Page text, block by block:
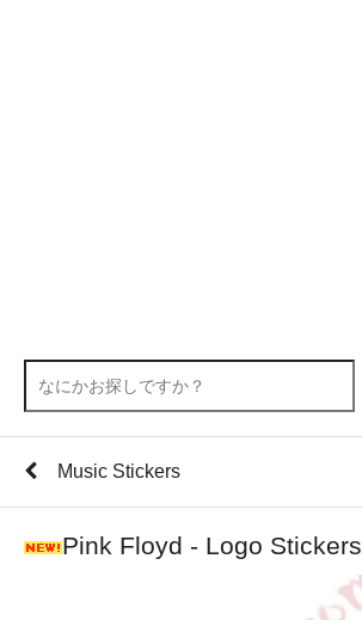
Music Stickers
Pink Floyd - Logo Stickers